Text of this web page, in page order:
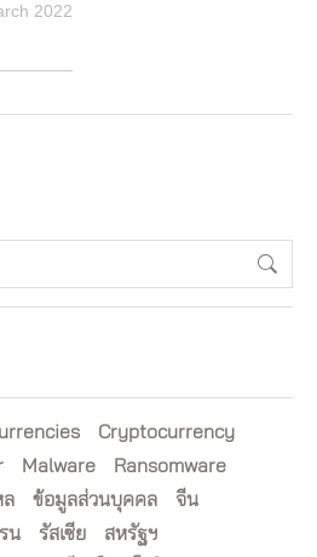
2022
Cryptocurrency
Malware
Ransomware
ล ข้อมูลส่วนบุคคล
จีน
น รัสเซีย
สหรัฐฯ